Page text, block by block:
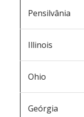
Pensilvânia
Illinois
Ohio
Geórgia